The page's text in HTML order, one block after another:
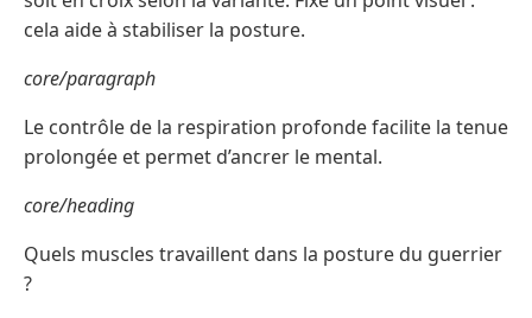
cela aide à stabiliser la posture.
core/paragraph
Le contrôle de la respiration profonde facilite la tenue
prolongée et permet d’ancrer le mental.
core/heading
Quels muscles travaillent dans la posture du guerrier
?